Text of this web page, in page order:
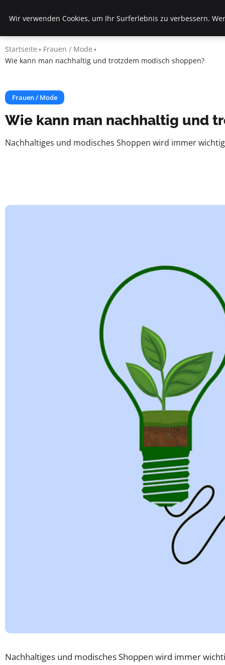
Fds
Startseite
Frauen / Mode
Wie kann man nachhaltig und trotzdem modisch shoppen?
Frauen / Mode
Wie kann man nachhaltig und
Nachhaltiges und modisches Shoppen wird immer
Nachhaltiges und modisches Shoppen wird immer
Wir verwenden Cookies, um Ihr Surferlebnis zu verbessern.